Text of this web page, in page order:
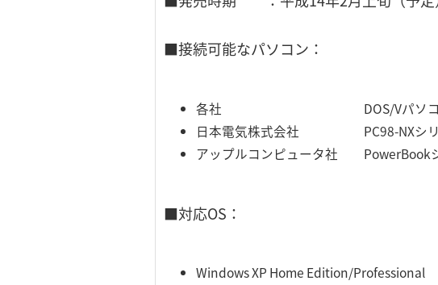
■接続可能なパソコン：
各社 DOS/Vパソコ
日本電気株式会社 PC98-NXシリ
アップルコンピュータ社 PowerBook
■対応OS：
Windows XP Home Edition/Professional